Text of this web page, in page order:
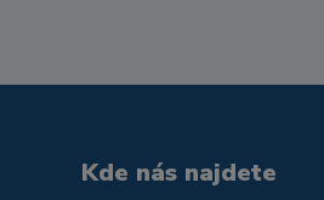
Kde nás najdete